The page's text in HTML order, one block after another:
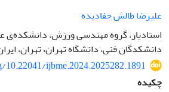
علیرضا طالش جفادیده
استادیار، گروه مهندسی ورزش، دانشکده‌ی
دانشکدگان فنی، دانشگاه تهران، تهران،
ijbme.2024.2025282.1891
چکیده